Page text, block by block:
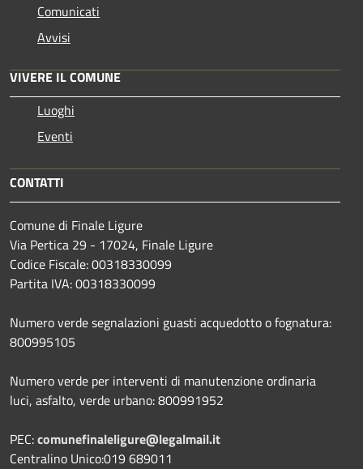
Comunicati
Avvisi
VIVERE IL COMUNE
Luoghi
Eventi
CONTATTI
Comune di Finale Ligure
Via Pertica 29 - 17024, Finale Ligure
Codice Fiscale: 00318330099
Partita IVA: 00318330099
Numero verde segnalazioni guasti acquedotto o fognatura:
800995105
Numero verde per interventi di manutenzione ordinaria
luci, asfalto, verde urbano: 800991952
PEC:comunefinaleligure@legalmail.it
Centralino Unico:019 689011